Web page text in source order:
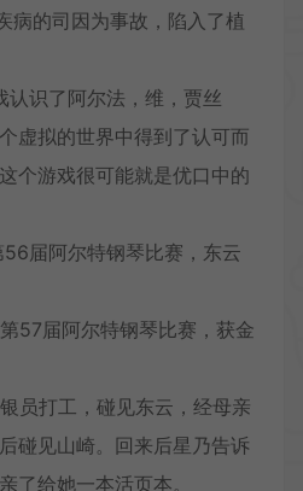
病的司因为事故，陷入了植
认识了阿尔法，维，贾丝
虚拟的世界中得到了认可而
个游戏很可能就是优口中的
届阿尔特钢琴比赛，东云
57届阿尔特钢琴比赛，获金
员打工，碰见东云，经母亲
碰见山崎。回来后星乃告诉
了给她一本活页本。